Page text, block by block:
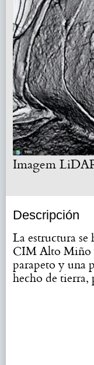
Imagem
Descripción
La estructura
CIM Alto Miño
parapeto y una
hecho de tierra,